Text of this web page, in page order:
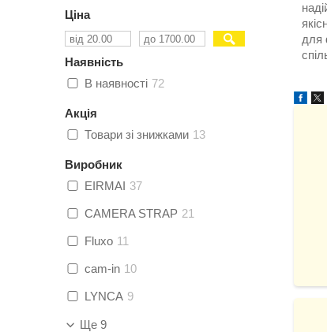
для
Ціна
Наявність
В наявності 72
Акція
Товари зі знижками 13
Виробник
EIRMAI 37
CAMERA STRAP 21
Fluxo 11
cam-in 10
LYNCA 9
Ще 9